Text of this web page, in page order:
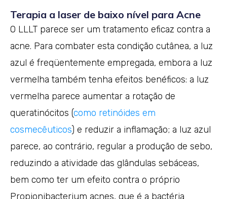
Terapia a laser de baixo nível para Acne
O LLLT parece ser um tratamento eficaz contra a
acne. Para combater esta condição cutânea, a luz
azul é freqüentemente empregada, embora a luz
vermelha também tenha efeitos benéficos: a luz
vermelha parece aumentar a rotação de
queratinócitos (como retinóides em
cosmecêuticos) e reduzir a inflamação; a luz azul
parece, ao contrário, regular a produção de sebo,
reduzindo a atividade das glândulas sebáceas,
bem como ter um efeito contra o próprio
Propionibacterium acnes, que é a bactéria